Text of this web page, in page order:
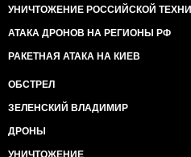
УНИЧТОЖЕНИЕ РОССИЙСКОЙ
АТАКА ДРОНОВ НА РЕГИОНЫ РФ
РАКЕТНАЯ АТАКА НА КИЕВ
ОБСТРЕЛ
ЗЕЛЕНСКИЙ ВЛАДИМИР
ДРОНЫ